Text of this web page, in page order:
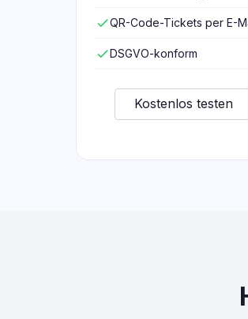
checkQR-Code-Tickets per E-
checkDSGVO-konform
Kostenlos testen